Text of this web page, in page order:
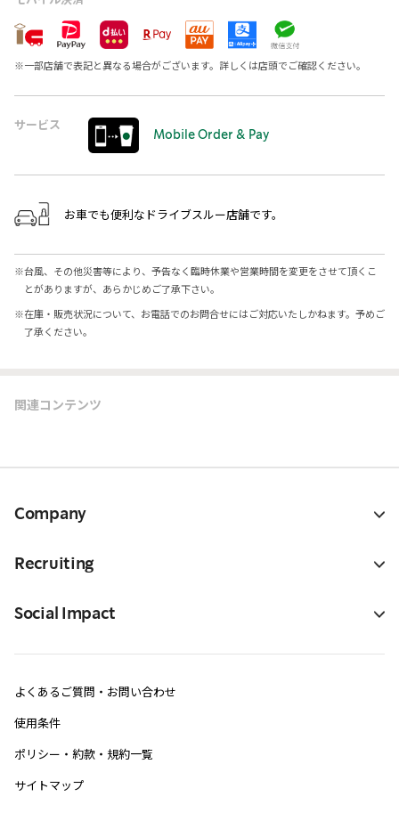
※一部店舗で表記と異なる場合がございます。詳しくは店頭でご確認ください。
サービス
Mobile Order & Pay
お車でも便利なドライブスルー店舗です。
※台風、その他災害等により、予告なく臨時休業や営業時間を変更をさせて頂くこ
とがありますが、あらかじめご了承下さい。
※在庫・販売状況について、お電話でのお問合せにはご対応いたしかねます。予めご
了承ください。
関連コンテンツ
Company
Recruiting
Social Impact
よくあるご質問・お問い合わせ
使用条件
ポリシー・約款・規約一覧
サイトマップ